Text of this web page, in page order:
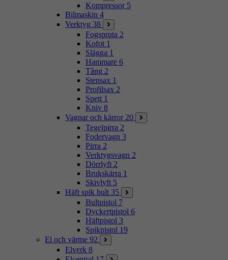
Kompressor 5
Bilmaskin 4
Verktyg 38
Fogspruta 2
Kofot 1
Slägga 1
Hammare 6
Tång 2
Stensax 1
Profilsax 2
Spett 1
Kniv 8
Vagnar och kärror 20
Tegelpirra 2
Fodervagn 3
Pirra 2
Verktygsvagn 2
Dörrlyft 2
Brukskärra 1
Skivlyft 5
Häft spik bult 35
Bultpistol 7
Dyckertpistol 6
Häftpistol 3
Spikpistol 19
El och värme 92
Elverk 8